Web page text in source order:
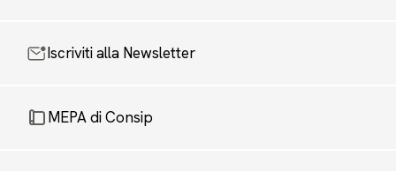
Iscriviti alla Newsletter
MEPA di Consip